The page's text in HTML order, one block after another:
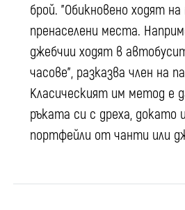
брой. "Обикновено ходят на
пренаселени места.
джебчии ходят в
часове", разказва член на
Класическият им метод е
ръката си с дреха, докато
портфейли от чанти или